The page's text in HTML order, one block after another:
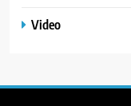
Video